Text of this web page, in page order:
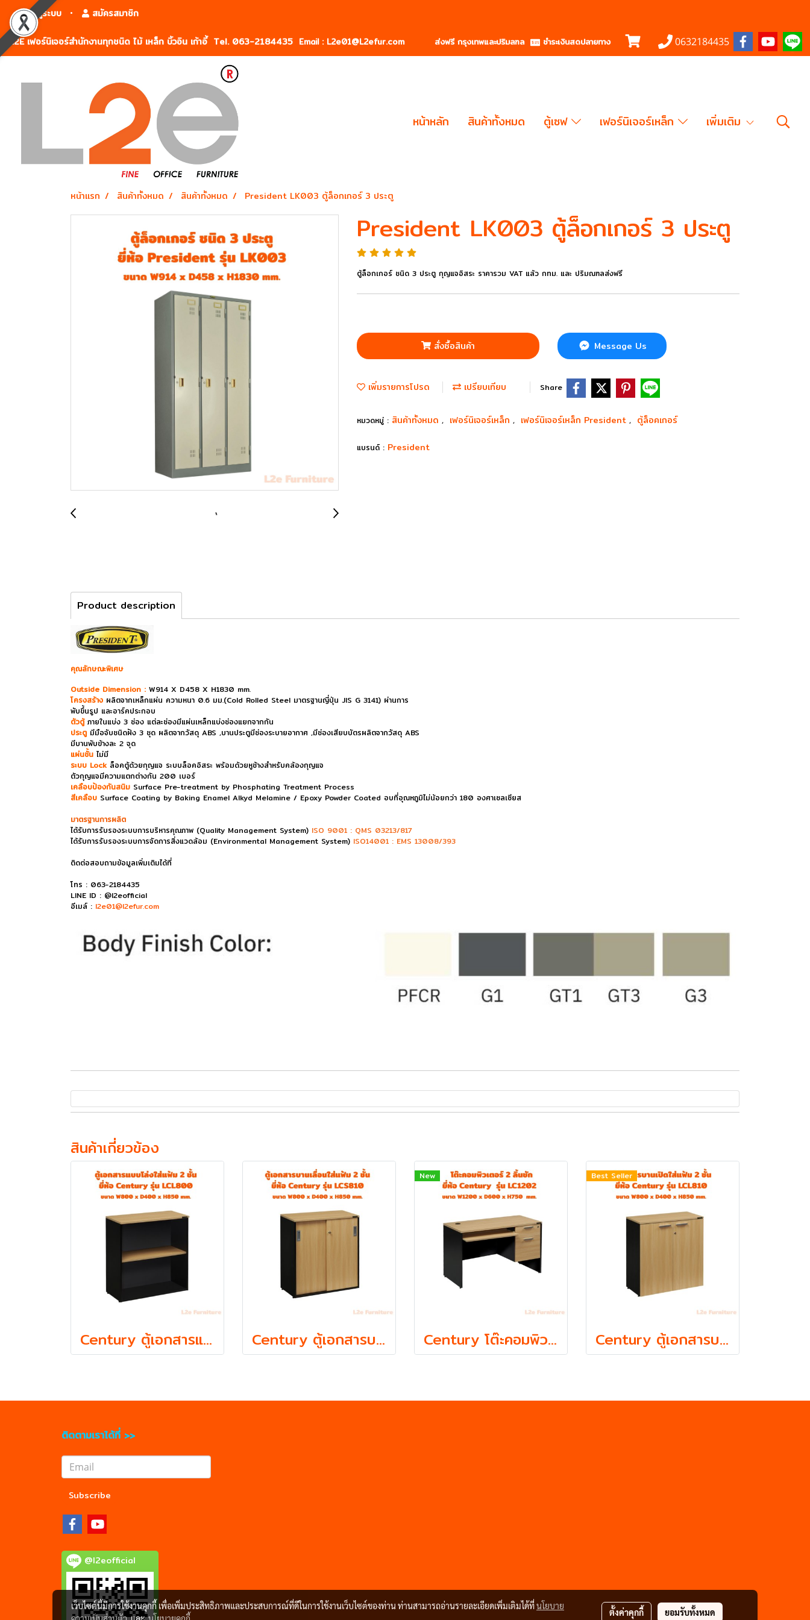
เข้าสู่ระบบ สมัครสมาชิก
L2E เฟอร์นิเจอร์สำนักงานทุกชนิด ไม้ เหล็ก บิ้วอิน เก้าอี้ Tel. 063-2184435 Email : L2e01@L2efur.com ส่งฟรี กรุงเทพและปริมลฑล ชำระเงินสดปลายทาง 0632184435
หน้าหลัก สินค้าทั้งหมด ตู้เซฟ เฟอร์นิเจอร์เหล็ก เพิ่มเติม
หน้าแรก สินค้าทั้งหมด สินค้าทั้งหมด President LK003 ตู้ล็อกเกอร์ 3 ประตู
President LK003 ตู้ล็อกเกอร์ 3 ประตู
ตู้ล็อกเกอร์ ชนิด 3 ประตู กุญแจอิสระ ราคารวม VAT แล้ว กทม. และ ปริมณฑลส่งฟรี
สั่งซื้อสินค้า Message Us
เพิ่มรายการโปรด เปรียบเทียบ Share
หมวดหมู่ : สินค้าทั้งหมด , เฟอร์นิเจอร์เหล็ก , เฟอร์นิเจอร์เหล็ก President , ตู้ล็อคเกอร์
แบรนด์ : President
Product description
คุณลักษณะพิเศษ
Outside Dimension : W914 X D458 X H1830 mm.
โครงสร้าง ผลิตจากเหล็กแผ่น ความหนา 0.6 มม.(Cold Rolled Steel มาตรฐานญี่ปุ่น JIS G 3141) ผ่านการ
พับขึ้นรูป และอาร์คประกอบ
ตัวตู้ภายในแบ่ง 3 ช่อง แต่ละช่องมีแผ่นเหล็กแบ่งช่องแยกจากกัน
ประตู มีมือจับชนิดฝัง 3 ชุด ผลิตจากวัสดุ ABS ,บานประตูมีช่องระบายอากาศ ,มีช่องเสียบบัตรผลิตจากวัสดุ ABS
มีบานพับข้างละ 2 จุด
แผ่นชั้น ไม่มี
ระบบ Lock ล็อคตู้ด้วยกุญแจ ระบบล็อคอิสระ พร้อมด้วยหูช้างสำหรับคล้องกุญแจ
ตัวกุญแจมีความแตกต่างกัน 200 เบอร์
เคลือบป้องกันสนิม Surface Pre-treatment by Phosphating Treatment Process
สีเคลือบ Surface Coating by Baking Enamel Alkyd Melamine / Epoxy Powder Coated อบที่อุณหภูมิไม่น้อยกว่า 180 องศาเซลเซียส
มาตรฐานการผลิต
ได้รับการรับรองระบบการบริหารคุณภาพ (Quality Management System) ISO 9001 : QMS 03213/817
ได้รับการรับรองระบบการจัดการสิ่งแวดล้อม (Environmental Management System) ISO14001 : EMS 13008/393
ติดต่อสอบถามข้อมูลเพิ่มเติมได้ที่
โทร : 063-2184435
LINE ID : @l2eofficial
อีเมล์ : l2e01@l2efur.com
สินค้าเกี่ยวข้อง
Century ตู้เอกสารแบบโล่งใส่แฟ้ม ตั้ง 2 ชั้น รุ่น LCL800 ความหนา Top 19 mm. Century ตู้เอกสารบานเลื่อนใส่แฟ้ม ตั้ง 2 ชั้น รุ่น LCS810 ความหนา Top 19 mm.
New
Century โต๊ะคอมพิวเตอร์ 2 ลิ้นชัก พร้อมถาดคีย์บอร์ด รุ่น LC1202
Best Seller
Century ตู้เอกสารบานเปิดใส่แฟ้ม ตั้ง 2 ชั้น รุ่น LCL810 ความหนา Top 19 mm.
ติดตามเราได้ที่ >>
Subscribe
@l2eofficial
เว็บไซต์นี้มีการใช้งานคุกกี้ เพื่อเพิ่มประสิทธิภาพและประสบการณ์ที่ดีในการใช้งานเว็บไซต์ของท่าน ท่านสามารถอ่านรายละเอียดเพิ่มเติมได้ที่นโยบาย
ตั้งค่าคุกกี้ ยอมรับทั้งหมด